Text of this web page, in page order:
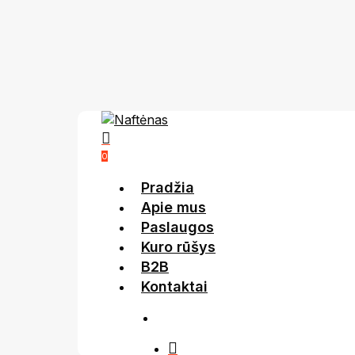
account
0
Pradžia
Apie mus
Paslaugos
Kuro rūšys
B2B
Kontaktai